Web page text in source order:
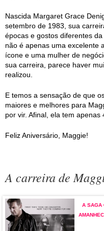
Nascida Margaret Grace
setembro de 1983, sua
épocas e gostos diferentes
não é apenas uma excelente
ícone e uma mulher de
sua carreira, parece haver
realizou.
E temos a sensação de que
maiores e melhores para
por vir. Afinal, ela tem apenas
Feliz Aniversário, Maggie!
A carreira de
A SAGA